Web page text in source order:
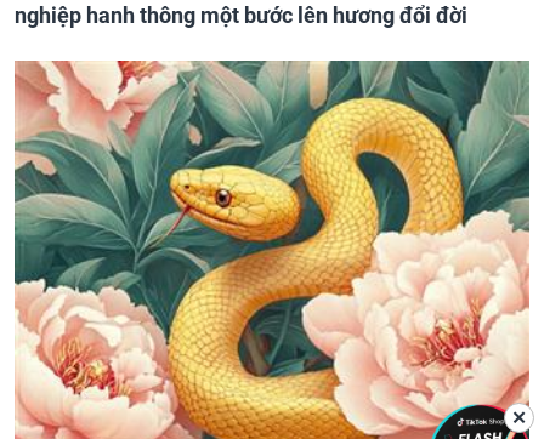
nghiệp hanh thông một bước lên hương đổi đời
✕